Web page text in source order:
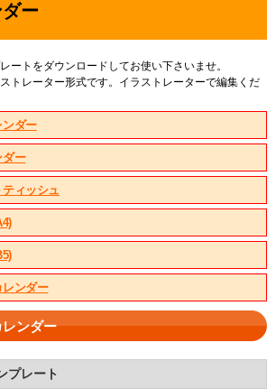
ー
ートをダウンロードしてお使い下さいませ。
トレーター形式です。イラストレーターで編集くだ
ダー
ー
ィッシュ
ンダー
ンダー
レート